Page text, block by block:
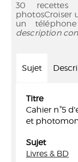
30
photosCroiser
un
description
Sujet
Titre
Cahier n°5
et
Sujet
Livres & BD